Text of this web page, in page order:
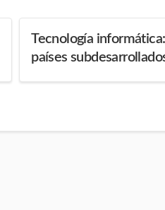
Tecnología
países